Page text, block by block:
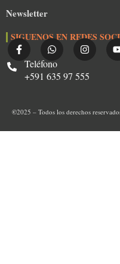
Newsletter
SIGUENOS EN REDES
Teléfono
+591 635 97 555
©2025 – Todos los derechos